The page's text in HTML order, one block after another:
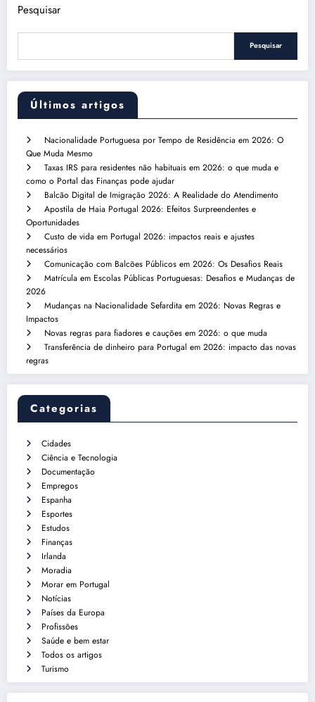
Pesquisar
Pesquisar
Últimos artigos
Nacionalidade Portuguesa por Tempo de Residência em 2026: O
Que Muda Mesmo
Taxas IRS para residentes não habituais em 2026: o que muda e
como o Portal das Finanças pode ajudar
Balcão Digital de Imigração 2026: A Realidade do Atendimento
Apostila de Haia Portugal 2026: Efeitos Surpreendentes e
Oportunidades
Custo de vida em Portugal 2026: impactos reais e ajustes
necessários
Comunicação com Balcões Públicos em 2026: Os Desafios Reais
Matrícula em Escolas Públicas Portuguesas: Desafios e Mudanças de
2026
Mudanças na Nacionalidade Sefardita em 2026: Novas Regras e
Impactos
Novas regras para fiadores e cauções em 2026: o que muda
Transferência de dinheiro para Portugal em 2026: impacto das novas
regras
Categorias
Cidades
Ciência e Tecnologia
Documentação
Empregos
Espanha
Esportes
Estudos
Finanças
Irlanda
Moradia
Morar em Portugal
Notícias
Países da Europa
Profissões
Saúde e bem estar
Todos os artigos
Turismo